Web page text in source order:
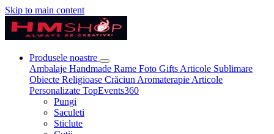
Skip to main content
Produsele noastre
Ambalaje Handmade Rame Foto Gifts Articole Sublimare
Obiecte Religioase Crăciun Aromaterapie Articole
Personalizate TopEvents360
Pungi
Saculeti
Sticlute